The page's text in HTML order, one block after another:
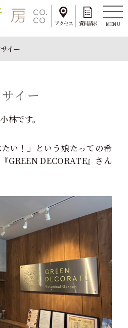
アクセス 資料請求 MENU
イー
イー
林です。
い！』という娘たっての希
GREEN DECORATE』さん